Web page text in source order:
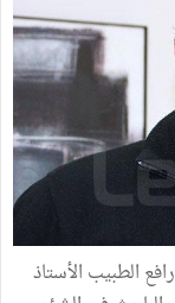
الطبيب الأستاذ